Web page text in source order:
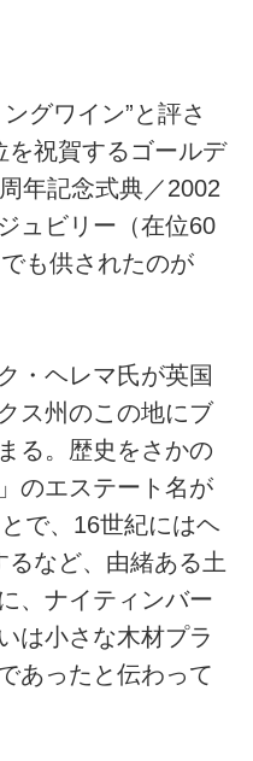
グワイン”と評さ
を祝賀するゴールデ
年記念式典／2002
ュビリー（在位60
も供されたのが
・ヘレマ氏が英国
ス州のこの地にブ
る。歴史をさかの
のエステート名が
で、16世紀にはヘ
など、由緒ある土
、ナイティンバー
は小さな木材プラ
あったと伝わって